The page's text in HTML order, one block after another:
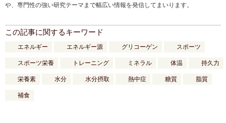
や、専門性の強い研究テーマまで幅広い情報を発信してまいります。
この記事に関するキーワード
エネルギー エネルギー源 グリコーゲン スポーツ
スポーツ栄養 トレーニング ミネラル 体温 持久力
栄養素 水分 水分摂取 熱中症 糖質 脂質
補食